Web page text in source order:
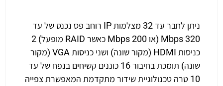
ניתן לחבר עד 32 מצלמות IP רוחב פס נכנס של עד
320 Mbps (או 200 Mbps כאשר RAID מופעל) 2
כניסות HDMI (מקור שונה) ושני כניסות VGA (מקור
שונה) תומכת בחיבור 16 כוננים קשיחים בנפח של עד
10 טרה טכנולוגיית שידור מתקדמת המאפשרת צפייה